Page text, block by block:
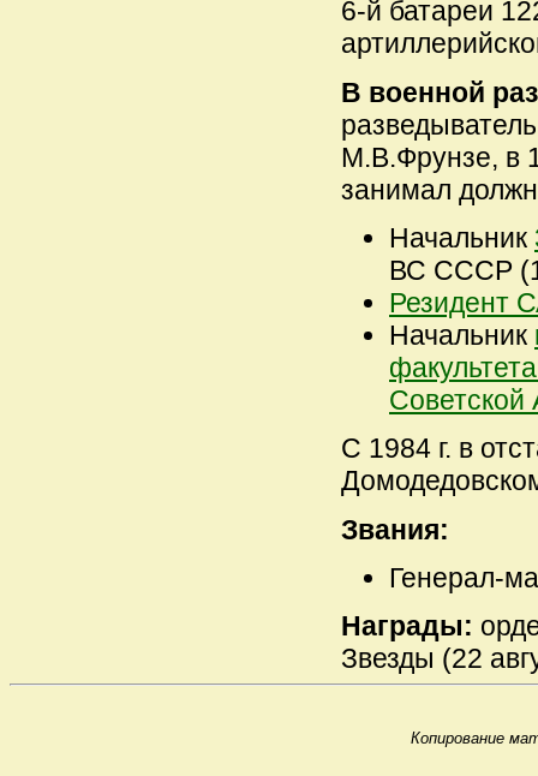
6-й батареи
В военной
М.В.Фрунзе, в
занимал
Начальник
ВС СССР
Резидент
Начальник
Советской
С 1984 г. в
Звания:
Генерал-
Награды:
Звезды (22
Копирование